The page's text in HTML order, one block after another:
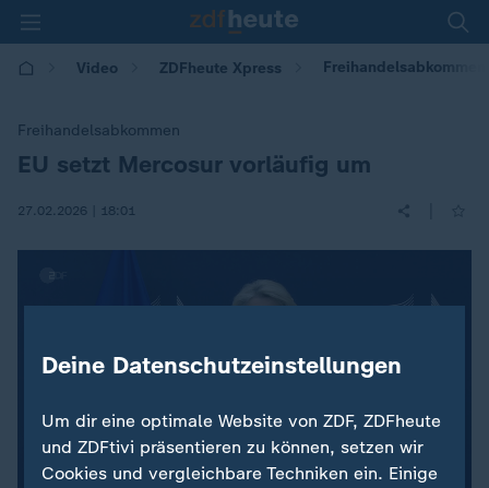
Video ZDFheute Xpress
Freihandelsabkommen
:EU setzt Mercosur vorläufig um
27.02.2026 | 18:01
Deine Datenschutzeinstellungen
Um dir eine optimale Website von ZDF, ZDFheute
und ZDFtivi präsentieren zu können, setzen wir
Cookies und vergleichbare Techniken ein. Einige